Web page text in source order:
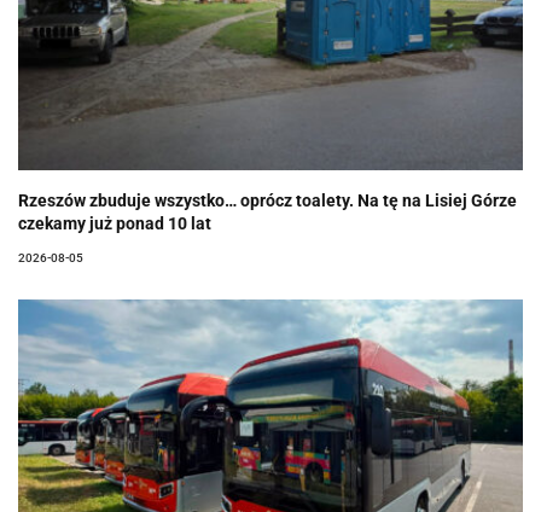
Rzeszów zbuduje wszystko… oprócz toalety. Na tę na Lisiej Górze
czekamy już ponad 10 lat
2026-08-05